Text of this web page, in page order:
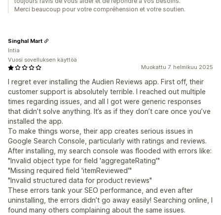
Merci beaucoup pour votre compréhension et votre soutien.
Muokattu 7. helmikuu 2025
I regret ever installing the Audien Reviews app. First off, their
customer support is absolutely terrible. I reached out multiple
times regarding issues, and all I got were generic responses
that didn’t solve anything. It’s as if they don’t care once you’ve
installed the app.
To make things worse, their app creates serious issues in
Google Search Console, particularly with ratings and reviews.
After installing, my search console was flooded with errors like:
"Invalid object type for field 'aggregateRating'"
"Missing required field 'itemReviewed'"
"Invalid structured data for product reviews"
These errors tank your SEO performance, and even after
uninstalling, the errors didn’t go away easily! Searching online, I
found many others complaining about the same issues.
Singhal Mart
Intia
Vuosi sovelluksen käyttöä